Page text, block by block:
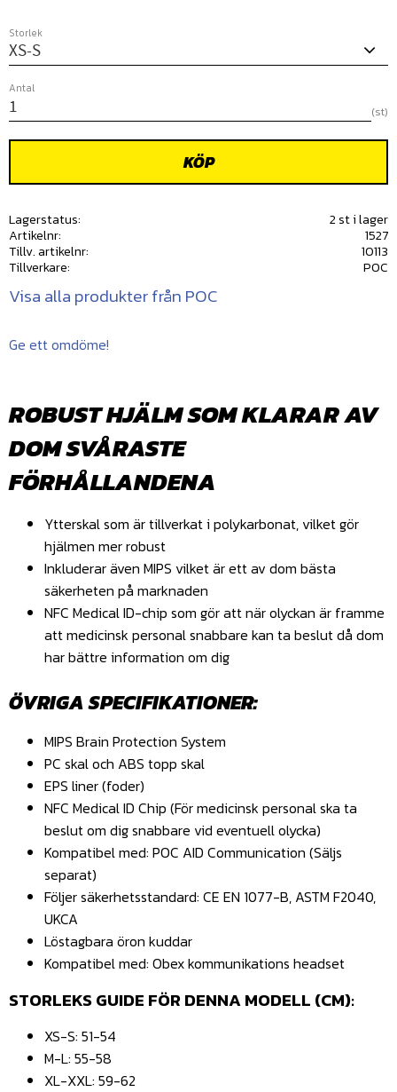
Storlek
Antal
st
KÖP
Lagerstatus
2 st i lager
Artikelnr
1527
Tillv. artikelnr
10113
Tillverkare
POC
Visa alla produkter från POC
Ge ett omdöme!
ROBUST HJÄLM SOM KLARAR AV
DOM SVÅRASTE
FÖRHÅLLANDENA
Ytterskal som är tillverkat i polykarbonat, vilket gör
hjälmen mer robust
Inkluderar även MIPS vilket är ett av dom bästa
säkerheten på marknaden
NFC Medical ID-chip som gör att när olyckan är framme
att medicinsk personal snabbare kan ta beslut då dom
har bättre information om dig
ÖVRIGA SPECIFIKATIONER:
MIPS Brain Protection System
PC skal och ABS topp skal
EPS liner (foder)
NFC Medical ID Chip (För medicinsk personal ska ta
beslut om dig snabbare vid eventuell olycka)
Kompatibel med: POC AID Communication (Säljs
separat)
Följer säkerhetsstandard: CE EN 1077-B, ASTM F2040,
UKCA
Löstagbara öron kuddar
Kompatibel med: Obex kommunikations headset
STORLEKS GUIDE FÖR DENNA MODELL (CM):
XS-S: 51-54
M-L: 55-58
XL-XXL: 59-62